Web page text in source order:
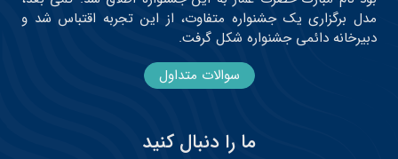
مدل برگزاری یک جشنواره متفاوت، از این تجربه اقتباس شد و
دبیرخانه دائمی جشنواره شکل گرفت.
سوالات متداول
ما را دنبال کنید